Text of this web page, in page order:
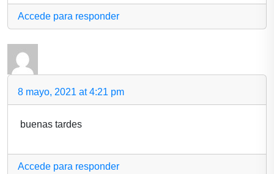
Accede para responder
8 mayo, 2021 at 4:21 pm
buenas tardes
Accede para responder